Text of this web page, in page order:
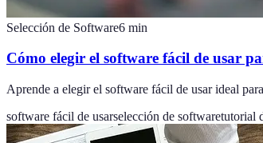
Selección de Software6 min
Cómo elegir el software fácil de usar
Aprende a elegir el software fácil de usar ideal
software fácil de usarselección de softwaretutorial